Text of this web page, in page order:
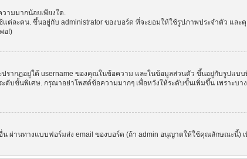
ามมากน้อยเพียงใด.
ละคน. ขึ้นอยู่กับ administrator ของบอร์ด ที่จะยอมให้ใช้รูปภาพประจำตัว และ
อ!)
ากฏอยู่ใต้ username ของคุณในข้อความ และในข้อมูลส่วนตัว ขึ้นอยู่กับรูปแ
ดับขั้นพิเศษ. กรุณาอย่าโพสต์ข้อความมากๆ เพื่อหวังให้ระดับขั้นเพิ่มขึ้น เพราะบ
ผ่านทางแบบฟอร์มส่ง email ของบอร์ด (ถ้า admin อนุญาตให้ใช้คุณลักษณะนี้)